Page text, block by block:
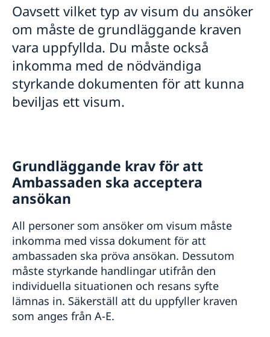
Allmän information Schengenvisum
Dokument som krävs
Besöka släkt och vänner
Affärsbesök/Konferens
Officiell tjänsteresa
Sport- och kulturbesök
Turistbesök
Medicinsk reseförsäkring
Om din ansökan beviljas
Överklaga
Besök släkt och vänner längre än 90 dagar
FAQ
EU-familjemedlemmar
Uppehållstillståndskort
Avgifter
Oavsett vilket typ av visum du ansöker
om måste de grundläggande kraven
vara uppfyllda. Du måste också
inkomma med de nödvändiga
styrkande dokumenten för att kunna
beviljas ett visum.
Grundläggande krav för att
Ambassaden ska acceptera
ansökan
All personer som ansöker om visum måste
inkomma med vissa dokument för att
ambassaden ska pröva ansökan. Dessutom
måste styrkande handlingar utifrån den
individuella situationen och resans syfte
lämnas in. Säkerställ att du uppfyller kraven
som anges från A-E.